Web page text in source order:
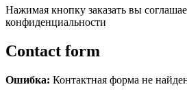
Нажимая кнопку заказать вы
конфиденциальности
Contact form
Ошибка: Контактная форма не